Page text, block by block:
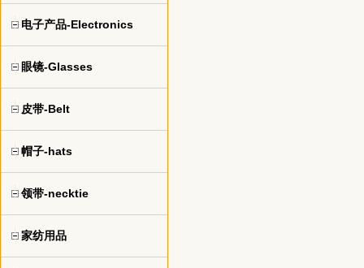
电子产品-Electronics
眼镜-Glasses
皮带-Belt
帽子-hats
领带-necktie
家纺用品